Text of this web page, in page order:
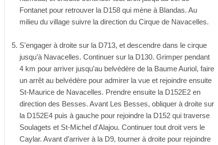
Fontanet pour retrouver la D158 qui mène à Blandas. Au
milieu du village suivre la direction du Cirque de Navacelles.
S'engager à droite sur la D713, et descendre dans le cirque
jusqu’à Navacelles. Continuer sur la D130. Grimper pendant
4 km pour arriver jusqu’au belvédère de la Baume Auriol, faire
un arrêt au belvédère pour admirer la vue et rejoindre ensuite
St-Maurice de Navacelles. Prendre ensuite la D152E2 en
direction des Besses. Avant Les Besses, obliquer à droite sur
la D152E4 puis à gauche pour rejoindre la D152 qui traverse
Soulagets et St-Michel d'Alajou. Continuer tout droit vers le
Caylar. Avant d’arriver à la D9, tourner à droite pour rejoindre